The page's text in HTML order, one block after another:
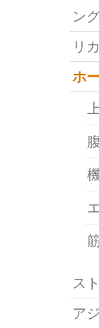
ン
リ
ホ
ス
ア